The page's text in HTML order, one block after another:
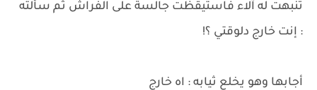
تنبهت له آلاء فاستيقظت جالسة على الفراش ثم سألته
: إنت خارج دلوقتي ؟!
أجابها وهو يخلع ثيابه : اه خارج